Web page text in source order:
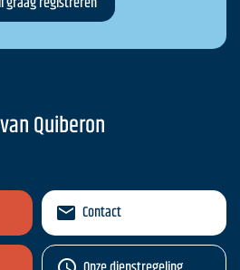
Quiberon
Contact